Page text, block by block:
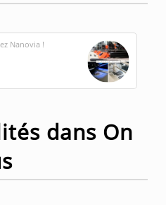
Nanovia !
dans On